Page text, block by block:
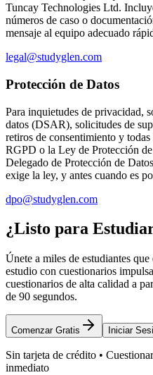
Tuncay Technologies Ltd.
números de caso o
mensaje al equipo adecuado
legal@studyglen.com
Protección de Datos
Para inquietudes de privacidad,
datos (DSAR), solicitudes de
retiros de consentimiento y todas
RGPD o la Ley de Protección
Delegado de Protección de
exige la ley, y antes cuando es
dpo@studyglen.com
¿Listo para
Únete a miles de estudiantes
estudio con cuestionarios
cuestionarios de alta calidad a
de 90 segundos.
Comenzar Gratis Iniciar
Sin tarjeta de crédito •
inmediato